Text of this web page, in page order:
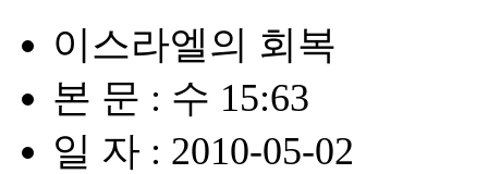
이스라엘의 회복
본 문 : 수 15:63
일 자 : 2010-05-02